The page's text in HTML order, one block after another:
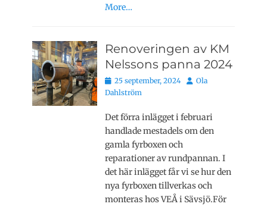
More…
Renoveringen av KM
Nelssons panna 2024
Publicerat
den
25 september, 2024 Författare
Ola
Dahlström
Det förra inlägget i februari
handlade mestadels om den
gamla fyrboxen och
reparationer av rundpannan. I
det här inlägget får vi se hur den
nya fyrboxen tillverkas och
monteras hos VEÅ i Sävsjö.För